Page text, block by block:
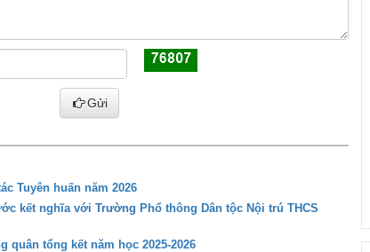
Gửi
Tuyên huấn năm 2026
kết nghĩa với Trường Phổ thông Dân tộc Nội trú THCS
quân tổng kết năm học 2025-2026